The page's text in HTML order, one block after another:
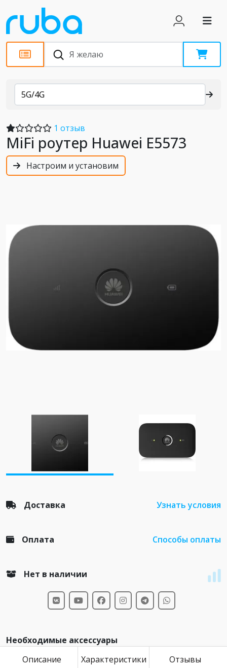
Каталог
5G/4G
1 отзыв
MiFi роутер Huawei E5573
Настроим и установим
Доставка Узнать условия
Оплата Способы оплаты
Нет в наличии
Необходимые аксессуары
Описание
Характеристики Отзывы